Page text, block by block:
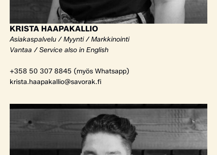
KRISTA HAAPAKALLIO
Asiakaspalvelu / Myynti / Markkinointi
Vantaa / Service also in English
+358 50 307 8845 (myös Whatsapp)
krista.haapakallio@savorak.fi